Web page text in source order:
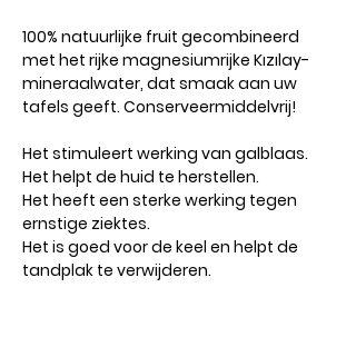
100% natuurlijke fruit gecombineerd
met het rijke magnesiumrijke Kızılay-
mineraalwater, dat smaak aan uw
tafels geeft. Conserveermiddelvrij!
Het stimuleert werking van galblaas.
Het helpt de huid te herstellen.
Het heeft een sterke werking tegen
ernstige ziektes.
Het is goed voor de keel en helpt de
tandplak te verwijderen.